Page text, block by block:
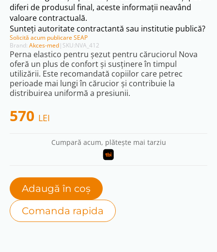
Brand: Akces-med| SKU:NVA_412
Perna elastico pentru șezut pentru căruciorul Nova
oferă un plus de confort și susținere în timpul
utilizării. Este recomandată copiilor care petrec
perioade mai lungi în cărucior și contribuie la
distribuirea uniformă a presiunii.
570 LEI
Cumpară acum, plătește mai tarziu
Adaugă în coș
Comanda rapida
diferi de produsul final, aceste informații neavând
valoare contractuală.
Sunteți autoritate contractantă sau institutie publică?
Solicită acum publicare SEAP